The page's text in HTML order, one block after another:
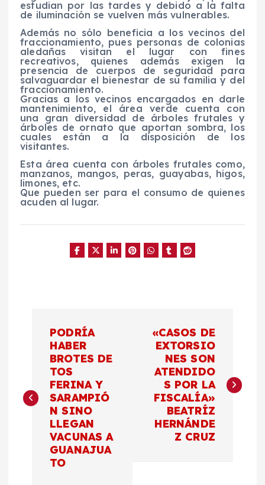
estudian por las tardes y debido a la falta
de iluminación se vuelven más vulnerables.
Además no sólo beneficia a los vecinos del
fraccionamiento, pues personas de colonias
aledañas visitan el lugar con fines
recreativos, quienes además exigen la
presencia de cuerpos de seguridad para
salvaguardar el bienestar de su familia y del
fraccionamiento.
Gracias a los vecinos encargados en darle
mantenimiento, el área verde cuenta con
una gran diversidad de árboles frutales y
árboles de ornato que aportan sombra, los
cuales están a la disposición de los
visitantes.
Esta área cuenta con árboles frutales como,
manzanos, mangos, peras, guayabas, higos,
limones, etc.
Que pueden ser para el consumo de quienes
acuden al lugar.
e
PODRÍA
HABER
BROTES DE
TOS
FERINA Y
SARAMPIÓ
N SINO
LLEGAN
VACUNAS A
GUANAJUA
TO
«CASOS DE
EXTORSIO
NES SON
ATENDIDO
S POR LA
FISCALÍA»
BEATRÍZ
HERNÁNDE
Z CRUZ